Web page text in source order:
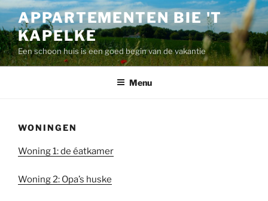
Ga
naar
de
inhoud
APPARTEMENTEN BIE 'T
KAPELKE
Een schoon huis is een goed begin van de vakantie
Menu
WONINGEN
Woning 1: de éatkamer
Woning 2: Opa’s huske